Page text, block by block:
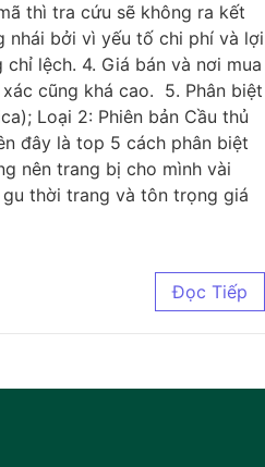
thì tra cứu sẽ không ra kết
nhái bởi vì yếu tố chi phí và lợi
lệch. 4. Giá bán và nơi mua
cũng khá cao. 5. Phân biệt
Loại 2: Phiên bản Cầu thủ
đây là top 5 cách phân biệt
nên trang bị cho mình vài
thời trang và tôn trọng giá
Đọc Tiếp